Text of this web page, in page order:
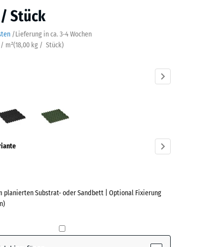
Stück
/Lieferung in ca. 3-4 Wochen
m²(18,00 kg / Stück)
(active)
planierten Substrat- oder Sandbett | Optional Fixierung